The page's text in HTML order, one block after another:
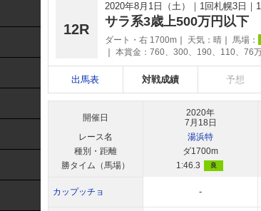
12R
2020年8月1日（土） 1回札幌3日
サラ系3歳上500万円以下
ダート・右 1700m 天気： 晴 馬場：
本賞金：760、300、190、110、76
出馬表 対戦成績 予想
開催日
レース名
種別・距離
勝タイム（馬場）
2020年
7月18日
湯浜特
ダ1700m
1:46.3
良
カップッチョ -